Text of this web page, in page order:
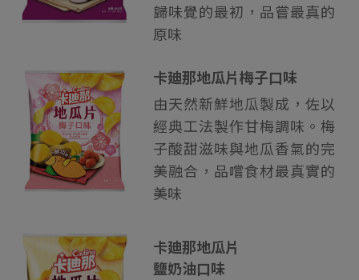
歸味覺的最初，品嘗最真的
原味
卡廸那地瓜片梅子口味
由天然新鮮地瓜製成，佐以
經典工法製作甘梅調味。梅
子酸甜滋味與地瓜香氣的完
美融合，品嚐食材最真實的
美味
卡廸那地瓜片
鹽奶油口味